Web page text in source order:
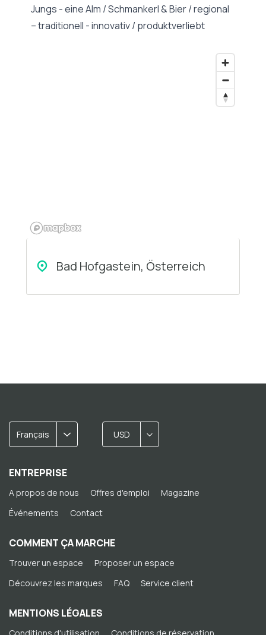
Jungs - eine Alm / Schmankerl & Bier / regional
– traditionell - innovativ / produktverliebt
Bad Hofgastein, Österreich
Français USD
ENTREPRISE
A propos de nous Offres d'emploi
Magazine
Événements
Contact
COMMENT ÇA MARCHE
Trouver un espace
Proposer un espace
Découvrez les marques
FAQ Service client
MENTIONS LÉGALES